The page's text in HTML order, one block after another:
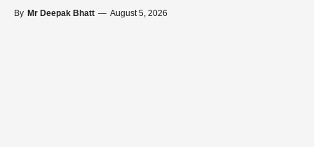
By Mr Deepak Bhatt — August 5, 2026